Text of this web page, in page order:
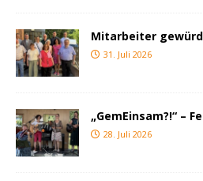
Mitarbeiter
31. Juli 2026
„GemEinsam?!“ –
28. Juli 2026